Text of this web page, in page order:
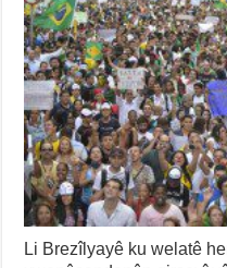
Li Brezîlyayê ku welatê